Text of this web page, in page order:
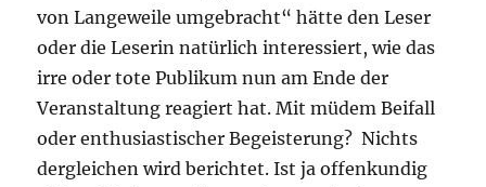
von Langeweile umgebracht“ hätte den Leser
oder die Leserin natürlich interessiert, wie das
irre oder tote Publikum nun am Ende der
Veranstaltung reagiert hat. Mit müdem Beifall
oder enthusiastischer Begeisterung? Nichts
dergleichen wird berichtet. Ist ja offenkundig